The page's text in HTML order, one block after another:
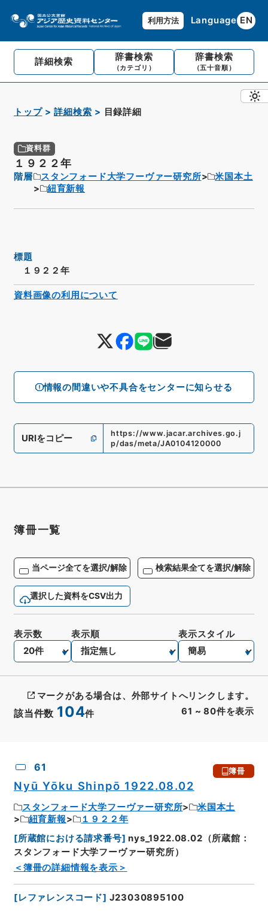
利用方法 Language EN
詳細検索 辞書検索
（カテゴリ）
辞書検索
（五十音順）
トップ 詳細検索 目録詳細
資料群
１９２２年
階層 スタンフォード大学フーヴァー研究所
米国本土
紐育新報
情報の間違いや不具合をセンターに知らせる
標題
１９２２年
URIをコピー
https://www.jacar.archives.go.j
p/das/meta/JA0104120000
資料画像の利用について
簿冊一覧
当ページ全てを選択/解除 検索結果全てを選択/解除
選択した資料をCSV出力
該当件数 104件 61 ~ 80件を表示
表示数 表示順 表示スタイル
マークがある場合は、外部サイトへリンクします。
61 簿冊
Nyū Yōku Shinpō 1922.08.02
スタンフォード大学フーヴァー研究所
米国本土
紐育新報
１９２２年
[所蔵館における請求番号] nys_1922.08.02（所蔵館：
スタンフォード大学フーヴァー研究所）
＜簿冊の詳細情報を表示＞
[レファレンスコード] J23030895100